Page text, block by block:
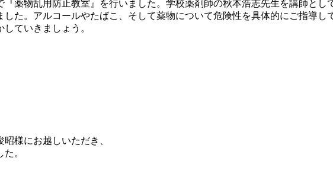
薬物乱用防止教室』を行いました。学校薬剤師の秋本浩志先生を講師とし
た。アルコールやたばこ、そして薬物について危険性を具体的にご指導し
ていきましょう。
様にお越しいただき、
。